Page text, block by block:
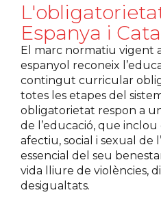
Espanya i
El marc normatiu vigent
espanyol reconeix
contingut curricular
totes les etapes del
obligatorietat respon a
de l’educació, que
afectiu, social i sexual de
essencial del seu
vida lliure de violències,
desigualtats.